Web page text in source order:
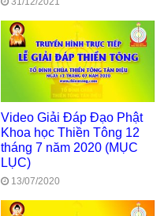
Video Giải Đáp Đạo Phật
Khoa học Thiền Tông 12
tháng 7 năm 2020 (MỤC
LỤC)
13/07/2020